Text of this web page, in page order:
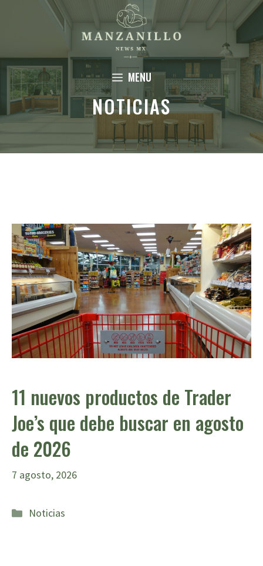
MENU
NOTICIAS
11 nuevos productos de Trader
Joe’s que debe buscar en agosto
de 2026
7 agosto, 2026
Categorías
Noticias